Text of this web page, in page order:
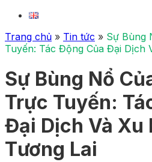
Trang chủ » Tin tức » Sự Bùng
Tuyến: Tác Động Của Đại Dịch
Sự Bùng Nổ
Trực Tuyến:
Đại Dịch Và Xu
Tương Lai